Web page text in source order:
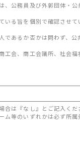
、公務員及び外郭団体・
いる旨を個別で確認させて
であるか否かは問わず、公
工会、商工会議所、社会
は『なし』とご記入くだ
ム等のいずれかは必ず所